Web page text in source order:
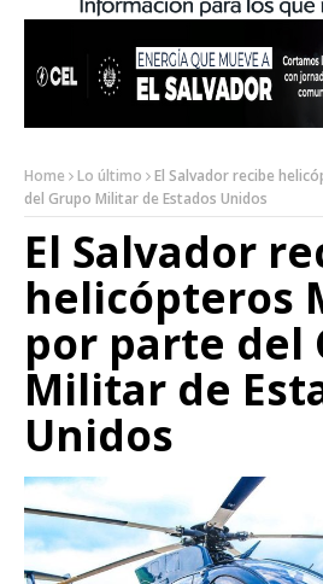
Home Lo último
El Salvador recibe
del Grupo Militar de Estados Unidos
El Salvador
helicópteros
por parte del
Militar de
Unidos